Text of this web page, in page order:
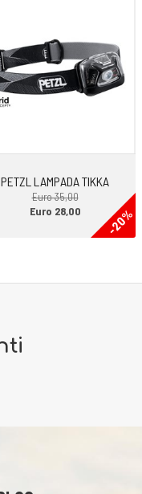
PETZL LAMPADA TIKKA
Euro 35,00
-20%
Euro 28,00